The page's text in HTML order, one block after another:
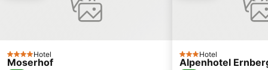
4 Estrelas
Hotel
Moserhof 3 Estrelas
Hotel
Alpenhotel